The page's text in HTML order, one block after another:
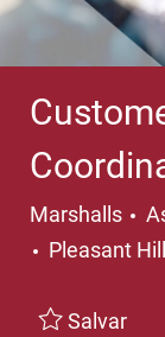
Marshalls
Ubicación
Pleasant
Salvar